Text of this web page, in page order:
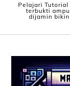
Pelajari
terbukti
dijamin